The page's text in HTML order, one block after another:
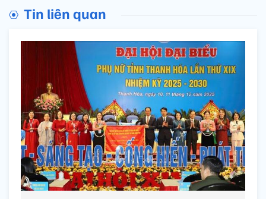
Tin liên quan